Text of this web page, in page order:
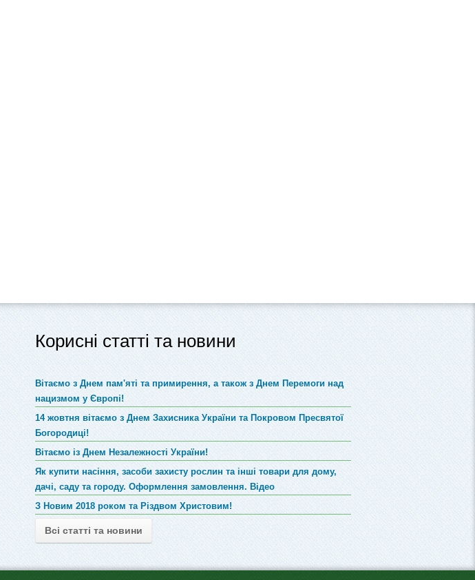
Корисні статті та новини
Вітаємо з Днем пам'яті та примирення, а також з Днем Перемоги над
нацизмом у Європі!
14 жовтня вітаємо з Днем Захисника України та Покровом Пресвятої
Богородиці!
Вітаємо із Днем Незалежності України!
Як купити насіння, засоби захисту рослин та інші товари для дому,
дачі, саду та городу. Оформлення замовлення. Відео
З Новим 2018 роком та Різдвом Христовим!
Всі статті та новини